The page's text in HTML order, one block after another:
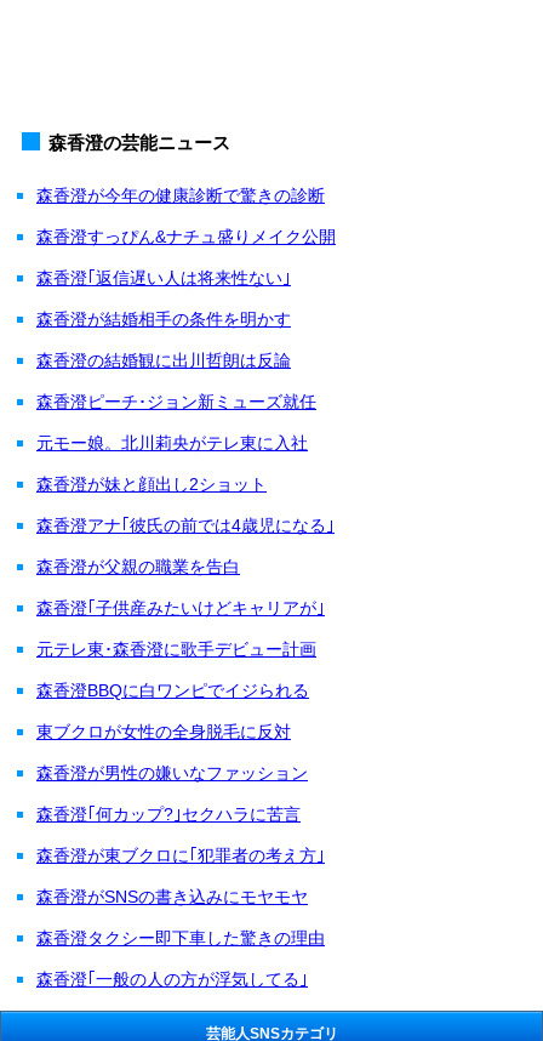
森香澄の芸能ニュース
森香澄が今年の健康診断で驚きの診断
森香澄すっぴん&ナチュ盛りメイク公開
森香澄｢返信遅い人は将来性ない｣
森香澄が結婚相手の条件を明かす
森香澄の結婚観に出川哲朗は反論
森香澄ピーチ･ジョン新ミューズ就任
元モー娘。北川莉央がテレ東に入社
森香澄が妹と顔出し2ショット
森香澄アナ｢彼氏の前では4歳児になる｣
森香澄が父親の職業を告白
森香澄｢子供産みたいけどキャリアが｣
元テレ東･森香澄に歌手デビュー計画
森香澄BBQに白ワンピでイジられる
東ブクロが女性の全身脱毛に反対
森香澄が男性の嫌いなファッション
森香澄｢何カップ?｣セクハラに苦言
森香澄が東ブクロに｢犯罪者の考え方｣
森香澄がSNSの書き込みにモヤモヤ
森香澄タクシー即下車した驚きの理由
森香澄｢一般の人の方が浮気してる｣
芸能人SNSカテゴリ